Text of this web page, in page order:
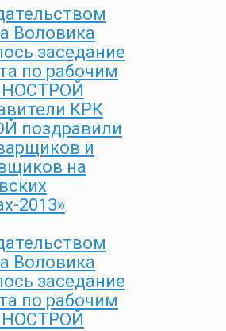
Воловика
заседание
по рабочим
НОСТРОЙ
КРК
поздравили
и
на
2013»
Воловика
заседание
по рабочим
НОСТРОЙ